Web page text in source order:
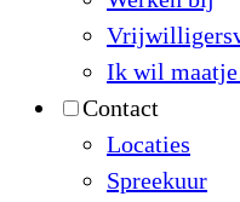
Ik wil maatje
Contact
Locaties
Spreekuur